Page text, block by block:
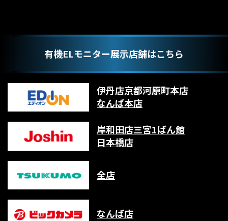
有機ELモニター展示店舗はこちら
伊丹店京都河原町本店
なんば本店
岸和田店三宮1ばん館
日本橋店
全店
なんば店